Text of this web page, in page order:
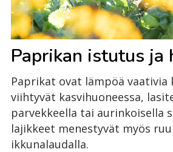
Paprikan istutus ja
Paprikat ovat lämpöä vaativia
viihtyvät kasvihuoneessa,
parvekkeella tai aurinkoisella
lajikkeet menestyvät myös
ikkunalaudalla.